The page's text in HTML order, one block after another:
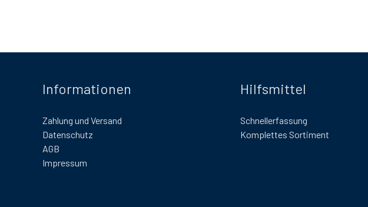
Informationen
Zahlung und Versand
Datenschutz
AGB
Impressum
Hilfsmittel
Schnellerfassung
Komplettes Sortiment